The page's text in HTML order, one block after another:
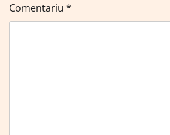
Comentariu *